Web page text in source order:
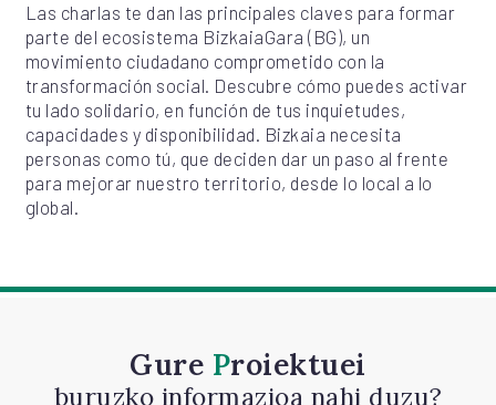
Las charlas te dan las principales claves para formar
parte del ecosistema BizkaiaGara (BG), un
movimiento ciudadano comprometido con la
transformación social. Descubre cómo puedes activar
tu lado solidario, en función de tus inquietudes,
capacidades y disponibilidad. Bizkaia necesita
personas como tú, que deciden dar un paso al frente
para mejorar nuestro territorio, desde lo local a lo
global.
Gure Proiektuei
buruzko informazioa nahi duzu?